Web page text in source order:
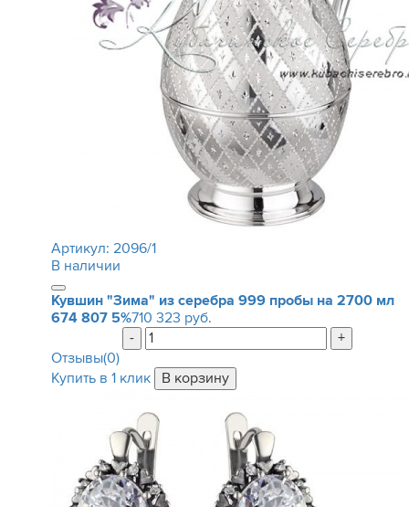
Артикул: 2096/1
В наличии
Кувшин "Зима" из серебра 999 пробы на 2700 мл
674 807 5%710 323 руб.
-
+
Отзывы(0)
Купить в 1 клик